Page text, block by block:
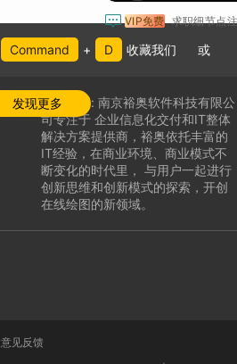
 VIP免费
Command + D 收藏我们 或
发现更多公司介绍:南京裕奥软件科技有限公
司专注于 企业信息化交付和IT整体
解决方案提供商，裕奥依托丰富的
IT经验，在商业环境、商业模式不
断变化的时代里，
与用户一起进行
创新思维和创新模式的探索，开创
在线绘图的新领域。
意见反馈